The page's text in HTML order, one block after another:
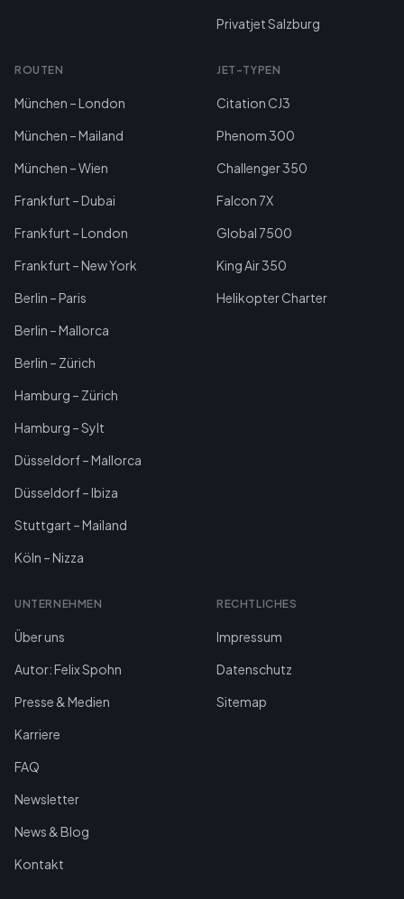
Privatjet Salzburg
ROUTEN
München – London
München – Mailand
München – Wien
Frankfurt – Dubai
Frankfurt – London
Frankfurt – New York
Berlin – Paris
Berlin – Mallorca
Berlin – Zürich
Hamburg – Zürich
Hamburg – Sylt
Düsseldorf – Mallorca
Düsseldorf – Ibiza
Stuttgart – Mailand
Köln – Nizza
JET-TYPEN
Citation CJ3
Phenom 300
Challenger 350
Falcon 7X
Global 7500
King Air 350
Helikopter Charter
UNTERNEHMEN
Über uns
Autor: Felix Spohn
Presse & Medien
Karriere
FAQ
Newsletter
News & Blog
Kontakt
RECHTLICHES
Impressum
Datenschutz
Sitemap